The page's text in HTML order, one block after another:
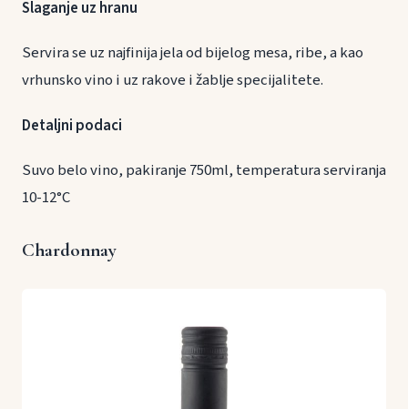
Slaganje uz hranu
Servira se uz najfinija jela od bijelog mesa, ribe, a kao
vrhunsko vino i uz rakove i žablje specijalitete.
Detaljni podaci
Suvo belo vino, pakiranje 750ml, temperatura serviranja
10-12°C
Chardonnay